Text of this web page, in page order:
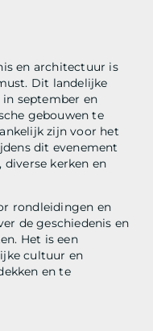
en architectuur is
Dit landelijke
september en
gebouwen te
zijn voor het
dit evenement
diverse kerken en
rondleidingen en
de geschiedenis en
Het is een
cultuur en
en te